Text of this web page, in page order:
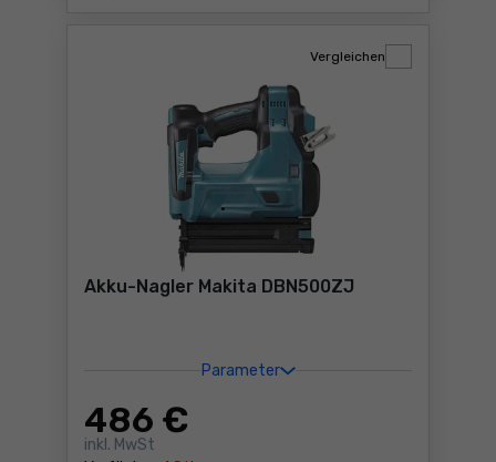
Akku-Nagler Makita DBN500ZJ
Parameter
486 €
inkl. MwSt
Vergleichen